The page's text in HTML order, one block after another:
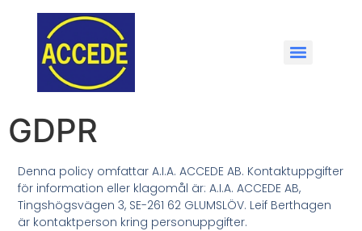
GDPR
Denna policy omfattar A.I.A. ACCEDE AB. Kontaktuppgifter
för information eller klagomål är: A.I.A. ACCEDE AB,
Tingshögsvägen 3, SE-261 62 GLUMSLÖV. Leif Berthagen
är kontaktperson kring personuppgifter.